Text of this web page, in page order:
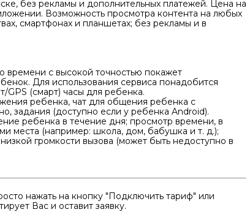
без рекламы и дополнительных платежей. Цена на
Возможность просмотра контента на любых
смартфонах и планшетах; без рекламы и в
времени с высокой точностью покажет
Для использования сервиса понадобится
(смарт) часы для ребенка.
ребенка, чат для общения ребенка с
задания (доступно если у ребенка Android).
ребенка в течение дня; просмотр времени, в
места (например: школа, дом, бабушка и т. д.);
громкости вызова (может быть недоступно в
нажать на кнопку "Подключить тариф" или
Вас и оставит заявку.